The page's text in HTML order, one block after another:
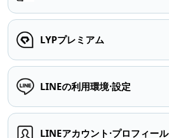
LYPプレミアム
LINEの利用環境⋅設定
LINEアカウント⋅プロフィール